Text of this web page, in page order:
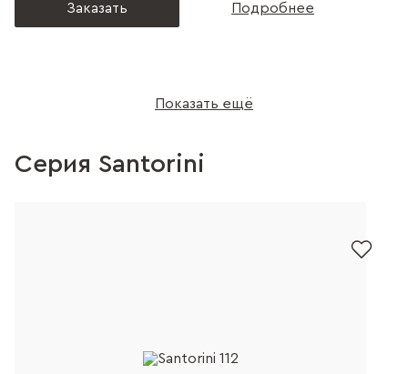
Заказать Подробнее
Показать ещё
Серия Santorini